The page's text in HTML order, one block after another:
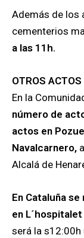
Además de los
cementerios
a las 11h.
OTROS ACTOS
En la
número de
actos en
Navalcarnero,
Alcalá de
En Cataluña
en
será la s12:00h